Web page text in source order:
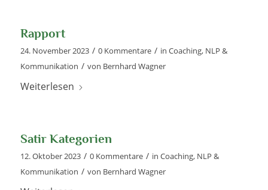
Rapport
24. November 2023 / 0 Kommentare / in Coaching, NLP &
Kommunikation / von Bernhard Wagner
Weiterlesen
Satir Kategorien
12. Oktober 2023 / 0 Kommentare / in Coaching, NLP &
Kommunikation / von Bernhard Wagner